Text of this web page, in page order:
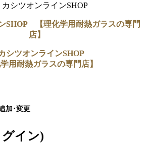
SHOP 【理化学用耐熱ガラスの専門
店】
シツオンラインSHOP
学用耐熱ガラスの専門店】
加･変更
イン)